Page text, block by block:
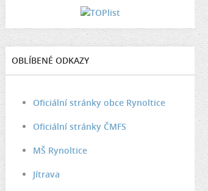
OBLÍBENÉ ODKAZY
Oficiální stránky obce Rynoltice
Oficiální stránky ČMFS
MŠ Rynoltice
Jítrava